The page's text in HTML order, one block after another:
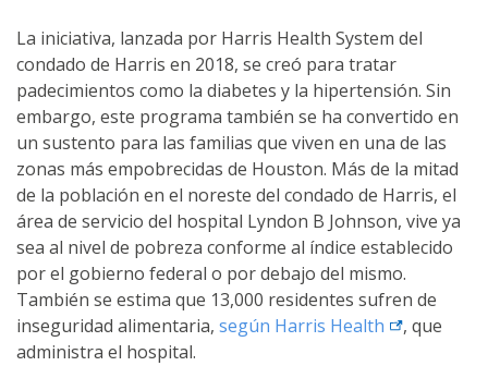
La iniciativa, lanzada por Harris Health System del
condado de Harris en 2018, se creó para tratar
padecimientos como la diabetes y la hipertensión. Sin
embargo, este programa también se ha convertido en
un sustento para las familias que viven en una de las
zonas más empobrecidas de Houston. Más de la mitad
de la población en el noreste del condado de Harris, el
área de servicio del hospital Lyndon B Johnson, vive ya
sea al nivel de pobreza conforme al índice establecido
por el gobierno federal o por debajo del mismo.
También se estima que 13,000 residentes sufren de
inseguridad alimentaria, según Harris Health external link
, que
administra el hospital.